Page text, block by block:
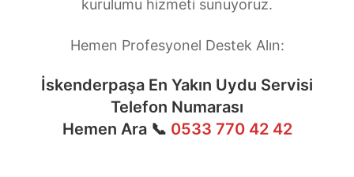
kurulumu hizmeti sunuyoruz.
Hemen Profesyonel Destek Alın:
İskenderpaşa En Yakın Uydu Servisi
Telefon Numarası
Hemen Ara 📞 0533 770 42 42